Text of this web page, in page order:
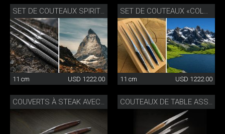
SET DE COUTEAUX SPIRIT OF THE ALPS
11 cm USD 1222.00
SET DE COUTEAUX «COLOURS OF NATURE»
11 cm USD 1222.00